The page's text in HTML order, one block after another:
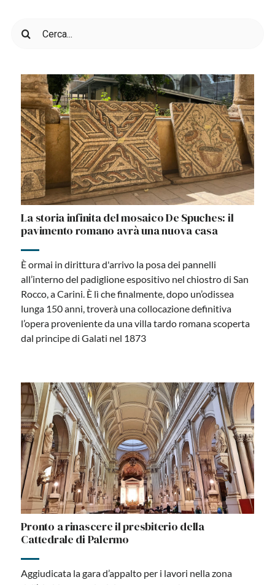
per:
La storia infinita del mosaico De Spuches: il
pavimento romano avrà una nuova casa
È ormai in dirittura d'arrivo la posa dei pannelli
all’interno del padiglione espositivo nel chiostro di San
Rocco, a Carini. È lì che finalmente, dopo un’odissea
lunga 150 anni, troverà una collocazione definitiva
l’opera proveniente da una villa tardo romana scoperta
dal principe di Galati nel 1873
Pronto a rinascere il presbiterio della
Cattedrale di Palermo
Aggiudicata la gara d’appalto per i lavori nella zona